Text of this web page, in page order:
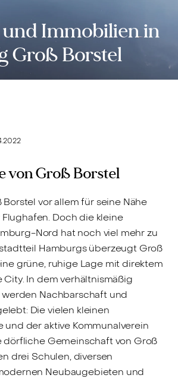
Immobilien in
Groß Borstel
von Groß Borstel
Borstel vor allem für seine Nähe
Doch die kleine
Nord hat noch viel mehr zu
Hamburgs überzeugt Groß
grüne, ruhige Lage mit direktem
City. In dem verhältnismäßig
Nachbarschaft und
Die vielen kleinen
und der aktive Kommunalverein
dörfliche Gemeinschaft von Groß
drei Schulen, diversen
Neubaugebieten und